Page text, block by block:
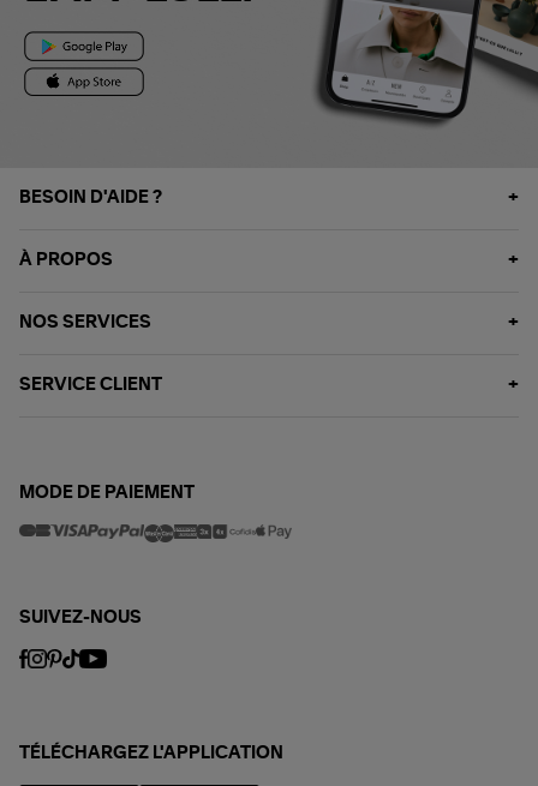
BESOIN D'AIDE ?
À PROPOS
NOS SERVICES
SERVICE CLIENT
MODE DE PAIEMENT
SUIVEZ-NOUS
TÉLÉCHARGEZ L'APPLICATION